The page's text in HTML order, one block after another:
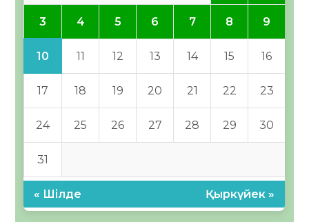
3 4 5 6 7 8 9
10 11 12 13 14 15 16
17 18 19 20 21 22 23
24 25 26 27 28 29 30
31
« Шілде Қыркүйек »